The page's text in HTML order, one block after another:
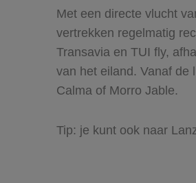
Met een directe vlucht
vertrekken regelmatig
Transavia en TUI fly,
van het eiland. Vanaf de
Calma of Morro Jable.
Tip: je kunt ook naar